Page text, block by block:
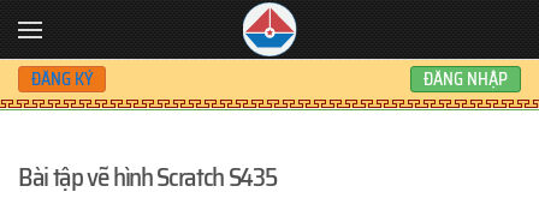
Skip to main content
ĐĂNG KÝ ĐĂNG NHẬP
Bài tập vẽ hình Scratch S435